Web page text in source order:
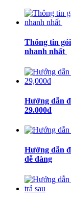
Thông tin
nhanh nhất
Hướng dẫn
29.000đ
Hướng dẫn
dễ dàng